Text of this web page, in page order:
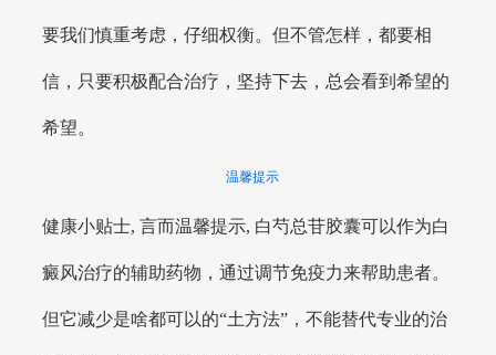
要我们慎重考虑，仔细权衡。但不管怎样，都要相
信，只要积极配合治疗，坚持下去，总会看到希望的
希望。
温馨提示
健康小贴士, 言而温馨提示, 白芍总苷胶囊可以作为白
癜风治疗的辅助药物，通过调节免疫力来帮助患者。
但它减少是啥都可以的“土方法”，不能替代专业的治